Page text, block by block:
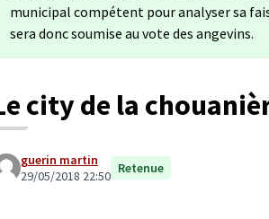
municipal compétent pour analyser sa
sera donc soumise au vote des angevins.
city de la
guerin martin
29/05/2018 22:50 Retenue